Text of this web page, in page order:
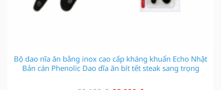
Bộ dao nĩa ăn bằng inox cao cấp kháng khuẩn Echo Nhật
Bản cán Phenolic Dao dĩa ăn bít tết steak sang trọng